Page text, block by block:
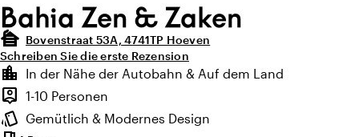
Bahia Zen & Zaken
cabin Bovenstraat 53A, 4741TP Hoeven
Schreiben Sie die erste Rezension
Highlights
location_city
Lage und Umgebung
In der Nähe der Autobahn & Auf dem Land
person_pin
Kapazität
1-10 Personen
style
Ambiente
Gemütlich & Modernes Design